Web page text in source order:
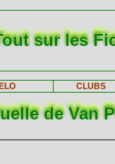
sur les
CLUBS
de Van